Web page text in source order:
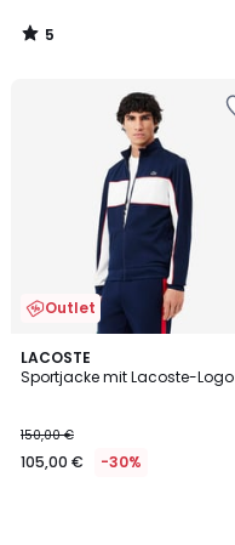
5
/
Outlet
LACOSTE
Sportjacke mit Lacoste-Logo
150,00 €
105,00 € -30%